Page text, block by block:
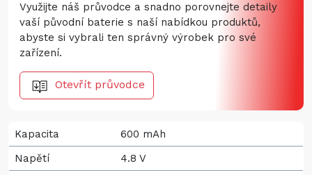
Využijte náš průvodce a snadno porovnejte detaily
vaší původní baterie s naší nabídkou produktů,
abyste si vybrali ten správný výrobek pro své
zařízení.
Otevřít průvodce
Kapacita
600 mAh
Napětí
4.8 V